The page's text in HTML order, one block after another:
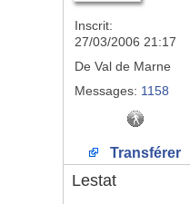
Inscrit:
27/03/2006 21:17
De Val de Marne
Messages: 1158
Transférer
Lestat